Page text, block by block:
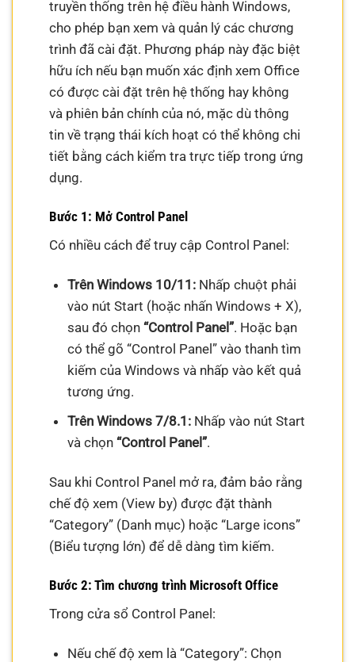
truyền thống trên hệ điều hành Windows,
cho phép bạn xem và quản lý các chương
trình đã cài đặt. Phương pháp này đặc biệt
hữu ích nếu bạn muốn xác định xem Office
có được cài đặt trên hệ thống hay không
và phiên bản chính của nó, mặc dù thông
tin về trạng thái kích hoạt có thể không chi
tiết bằng cách kiểm tra trực tiếp trong ứng
dụng.
Bước 1: Mở Control Panel
Có nhiều cách để truy cập Control Panel:
Trên Windows 10/11:Nhấp chuột phải
vào nút Start (hoặc nhấn Windows + X),
sau đó chọn “Control Panel”. Hoặc bạn
có thể gõ “Control Panel” vào thanh tìm
kiếm của Windows và nhấp vào kết quả
tương ứng.
Trên Windows 7/8.1:Nhấp vào nút Start
và chọn “Control Panel”.
Sau khi Control Panel mở ra, đảm bảo rằng
chế độ xem (View by) được đặt thành
“Category” (Danh mục) hoặc “Large icons”
(Biểu tượng lớn) để dễ dàng tìm kiếm.
Bước 2: Tìm chương trình Microsoft Office
Trong cửa sổ Control Panel:
Nếu chế độ xem là “Category”: Chọn